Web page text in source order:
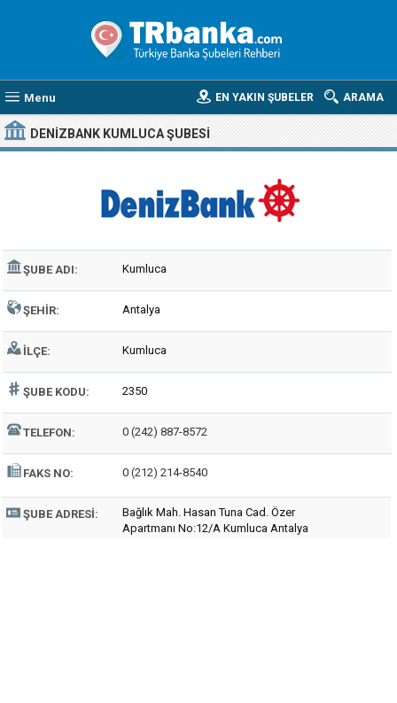
Menu ARAMA
EN YAKIN ŞUBELER
DENIZBANK KUMLUCA ŞUBESI
ŞUBE ADI: Kumluca
ŞEHIR: Antalya
İLÇE: Kumluca
ŞUBE KODU: 2350
TELEFON: 0 (242) 887-8572
FAKS NO: 0 (212) 214-8540
ŞUBE ADRESI:
Bağlık Mah. Hasan Tuna Cad. Özer
Apartmanı No:12/A Kumluca Antalya